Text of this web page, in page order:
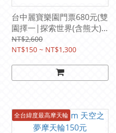
台中麗寶樂園門票680元(雙
園擇一|探索世界(含熊大)
或馬拉灣.免換票直接入場.
平假日使用)
NT$2,600
NT$150 ~ NT$1,300
全台緯度最高摩天輪